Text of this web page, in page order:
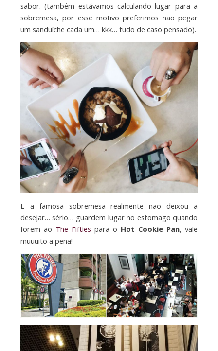
sabor. (também estávamos calculando lugar para a
sobremesa, por esse motivo preferimos não pegar
um sanduíche cada um… kkk… tudo de caso pensado).
E a famosa sobremesa realmente não deixou a
desejar… sério… guardem lugar no estomago quando
forem ao The Fifties para o Hot Cookie Pan, vale
muuuito a pena!